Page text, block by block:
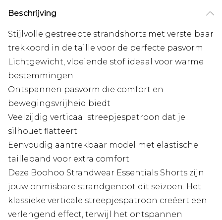
Beschrijving
Stijlvolle gestreepte strandshorts met verstelbaar
trekkoord in de taille voor de perfecte pasvorm
Lichtgewicht, vloeiende stof ideaal voor warme
bestemmingen
Ontspannen pasvorm die comfort en
bewegingsvrijheid biedt
Veelzijdig verticaal streepjespatroon dat je
silhouet flatteert
Eenvoudig aantrekbaar model met elastische
tailleband voor extra comfort
Deze Boohoo Strandwear Essentials Shorts zijn
jouw onmisbare strandgenoot dit seizoen. Het
klassieke verticale streepjespatroon creëert een
verlengend effect, terwijl het ontspannen